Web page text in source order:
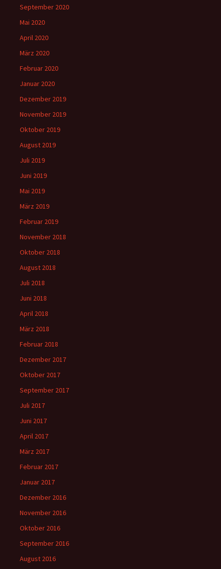
September 2020
Mai 2020
April 2020
März 2020
Februar 2020
Januar 2020
Dezember 2019
November 2019
Oktober 2019
August 2019
Juli 2019
Juni 2019
Mai 2019
März 2019
Februar 2019
November 2018
Oktober 2018
August 2018
Juli 2018
Juni 2018
April 2018
März 2018
Februar 2018
Dezember 2017
Oktober 2017
September 2017
Juli 2017
Juni 2017
April 2017
März 2017
Februar 2017
Januar 2017
Dezember 2016
November 2016
Oktober 2016
September 2016
August 2016